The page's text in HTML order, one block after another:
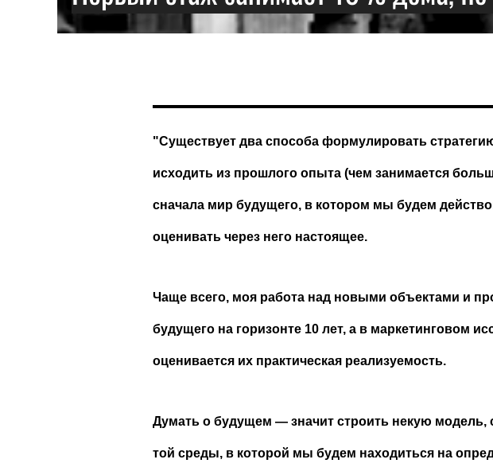
"Существует два способа формулировать
исходить из прошлого опыта (чем занимается
сначала мир будущего, в котором мы будем
оценивать через него настоящее.
Чаще всего, моя работа над новыми объектами и
будущего на горизонте 10 лет, а в маркетинговом
оценивается их практическая реализуемость.
Думать о будущем — значит строить некую модель,
той среды, в которой мы будем находиться на